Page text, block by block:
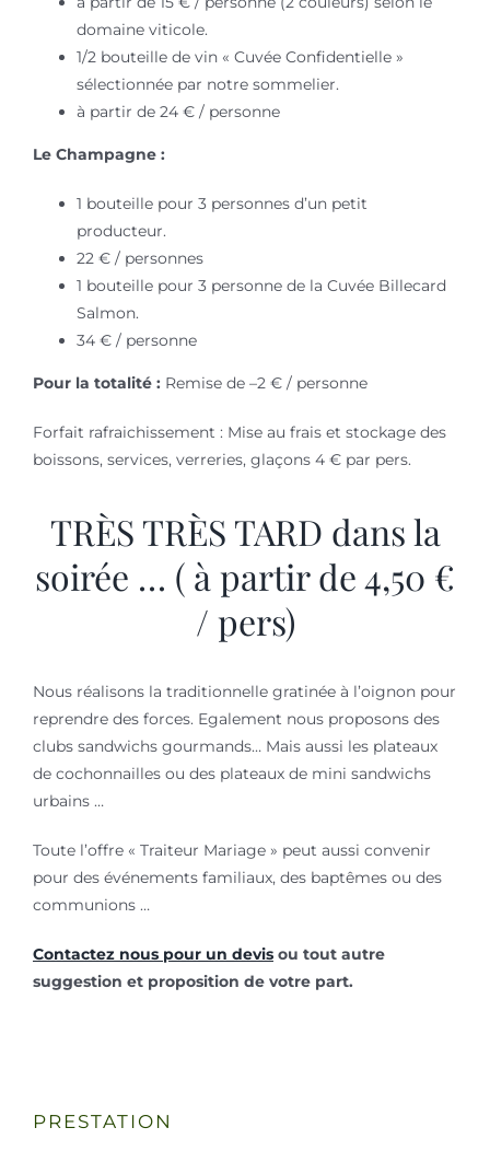
domaine viticole.
1/2 bouteille de vin « Cuvée Confidentielle »
sélectionnée par notre sommelier.
à partir de 24 € / personne
Le Champagne :
1 bouteille pour 3 personnes d’un petit
producteur.
22 € / personnes
1 bouteille pour 3 personne de la Cuvée Billecard
Salmon.
34 € / personne
Pour la totalité :Remise de –2 € / personne
Forfait rafraichissement : Mise au frais et stockage des
boissons, services, verreries, glaçons 4 € par pers.
TRÈS TRÈS TARD dans la
soirée … ( à partir de 4,50 €
/ pers)
Nous réalisons la traditionnelle gratinée à l’oignon pour
reprendre des forces. Egalement nous proposons des
clubs sandwichs gourmands… Mais aussi les plateaux
de cochonnailles ou des plateaux de mini sandwichs
urbains …
Toute l’offre « Traiteur Mariage » peut aussi convenir
pour des événements familiaux, des baptêmes ou des
communions …
Contactez nous pour un devisou tout autre
suggestion et proposition de votre part.
PRESTATION